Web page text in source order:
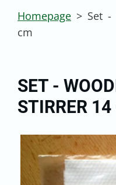
Homepage > Set -
cm
SET -
STIRRER